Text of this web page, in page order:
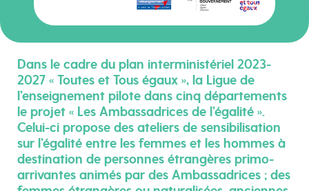
Dans le cadre du plan interministériel 2023-
2027 « Toutes et Tous égaux », la Ligue de
l’enseignement pilote dans cinq départements
le projet « Les Ambassadrices de l’égalité ».
Celui-ci propose des ateliers de sensibilisation
sur l’égalité entre les femmes et les hommes à
destination de personnes étrangères primo-
arrivantes animés par des Ambassadrices ; des